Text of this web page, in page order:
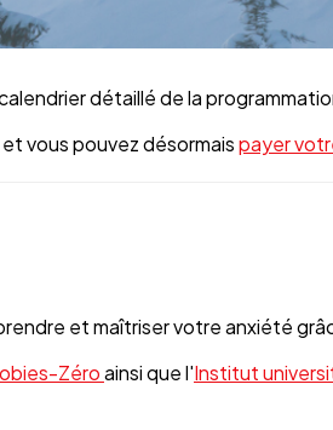
détaillé de la
vous pouvez désormaispayer
et maîtriser votre anxiété
Zéroainsi que l'Institut